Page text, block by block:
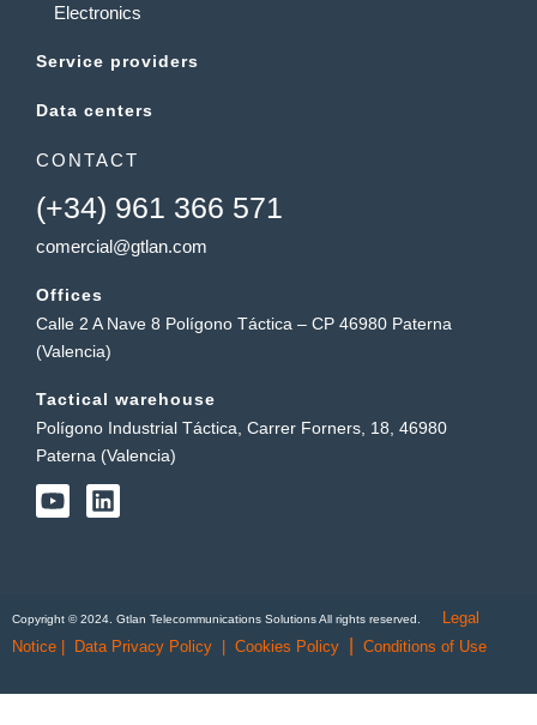
Electronics
Service providers
Data centers
CONTACT
(+34) 961 366 571
comercial@gtlan.com
Offices
Calle 2 A Nave 8 Polígono Táctica – CP 46980 Paterna
(Valencia)
Tactical warehouse
Polígono Industrial Táctica, Carrer Forners, 18, 46980
Paterna (Valencia)
Y
o
e
L
i
i
n
Copyright © 2024. Gtlan Telecommunications Solutions All rights reserved. Legal
Notice | Data Privacy Policy | Cookies Policy Conditions of Use